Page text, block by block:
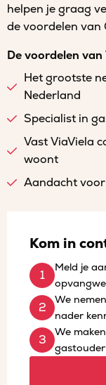
helpen je graag
de voordelen van
De voordelen van
Het grootste
Nederland
Specialist in
Vast ViaViela
woont
Aandacht
Kom in
Meld je
We
nader
We
gastouder